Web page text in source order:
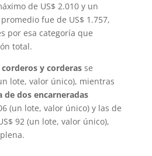
de US$ 2.010 y un
fue de US$ 1.757,
por esa categoría que
total.
corderos y corderasse
lote, valor único), mientras
de dos encarneradas
(un lote, valor único) y las de
92 (un lote, valor único),